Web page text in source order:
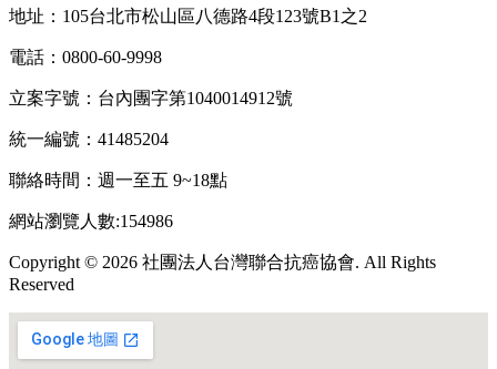
地址：105台北市松山區八德路4段123號B1之2
電話：0800-60-9998
立案字號：台內團字第1040014912號
統一編號：41485204
聯絡時間：週一至五 9~18點
網站瀏覽人數:154986
Copyright © 2026 社團法人台灣聯合抗癌協會. All Rights
Reserved